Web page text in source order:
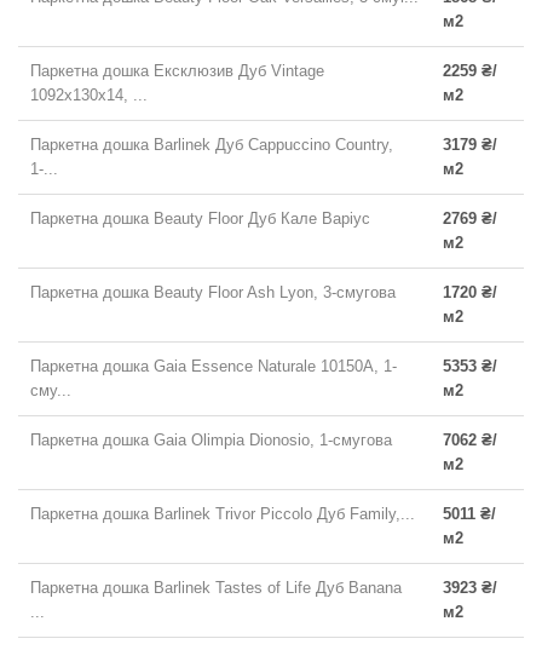
м2
Паркетна дошка Ексклюзив Дуб Vintage
1092x130x14, ...
2259 ₴/
м2
Паркетна дошка Barlinek Дуб Cappuccino Country,
1-...
3179 ₴/
м2
Паркетна дошка Beauty Floor Дуб Кале Варіус
2769 ₴/
м2
Паркетна дошка Beauty Floor Ash Lyon, 3-смугова
1720 ₴/
м2
Паркетна дошка Gaia Essence Naturale 10150A, 1-
сму...
5353 ₴/
м2
Паркетна дошка Gaia Olimpia Dionosio, 1-смугова
7062 ₴/
м2
Паркетна дошка Barlinek Trivor Piccolo Дуб Family,...
5011 ₴/
м2
Паркетна дошка Barlinek Tastes of Life Дуб Banana
3923 ₴/
м2